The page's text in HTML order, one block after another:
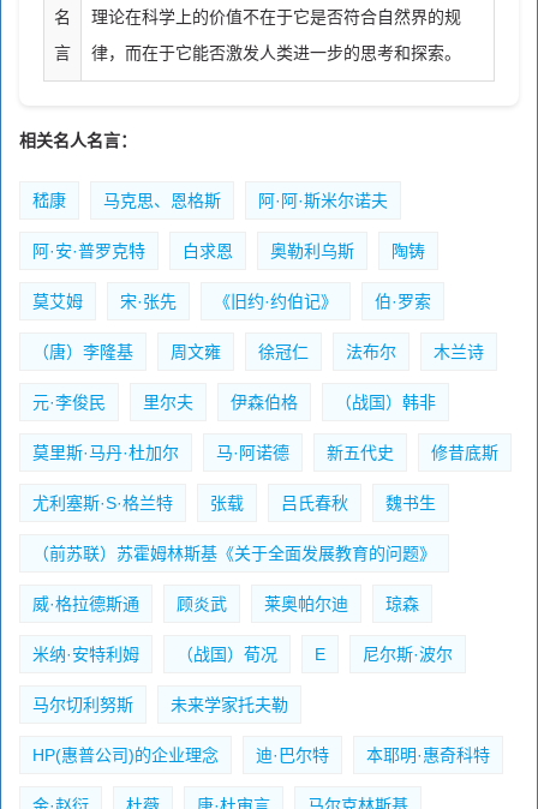
名
言
理论在科学上的价值不在于它是否符合自然界的规
律，而在于它能否激发人类进一步的思考和探索。
相关名人名言：
嵇康 马克思、恩格斯 阿·阿·斯米尔诺夫
阿·安·普罗克特 白求恩 奥勒利乌斯 陶铸
莫艾姆 宋·张先 《旧约·约伯记》 伯·罗索
（唐）李隆基 周文雍 徐冠仁 法布尔 木兰诗
元·李俊民 里尔夫 伊森伯格 （战国）韩非
莫里斯·马丹·杜加尔 马·阿诺德 新五代史 修昔底斯
尤利塞斯·S·格兰特 张载 吕氏春秋 魏书生
（前苏联）苏霍姆林斯基《关于全面发展教育的问题》
威·格拉德斯通 顾炎武 莱奥帕尔迪 琼森
米纳·安特利姆 （战国）荀况 E 尼尔斯·波尔
马尔切利努斯 未来学家托夫勒
HP(惠普公司)的企业理念 迪·巴尔特 本耶明·惠奇科特